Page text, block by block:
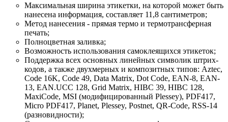
Максимальная ширина этикетки, на которой может быть
нанесена информация, составляет 11,8 сантиметров;
Метод нанесения - прямая термо и термотрансферная
печать;
Полноцветная заливка;
Возможность использования самоклеящихся этикеток;
Поддержка всех основных линейных символик штрих-
кодов, а также двухмерных и композитных типов: Aztec,
Code 16K, Code 49, Data Matrix, Dot Code, EAN-8, EAN-
13, EAN.UCC 128, Grid Matrix, HIBC 39, HIBC 128,
MaxiCode, MSI (модифицированный Plessey), PDF417,
Micro PDF417, Planet, Plessey, Postnet, QR-Code, RSS-14
(разновидности);